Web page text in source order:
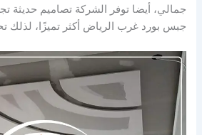
جمالي، أيضا توفر الشركة تصاميم حديثة
جبس بورد غرب الرياض أكثر تميزًا، لذلك